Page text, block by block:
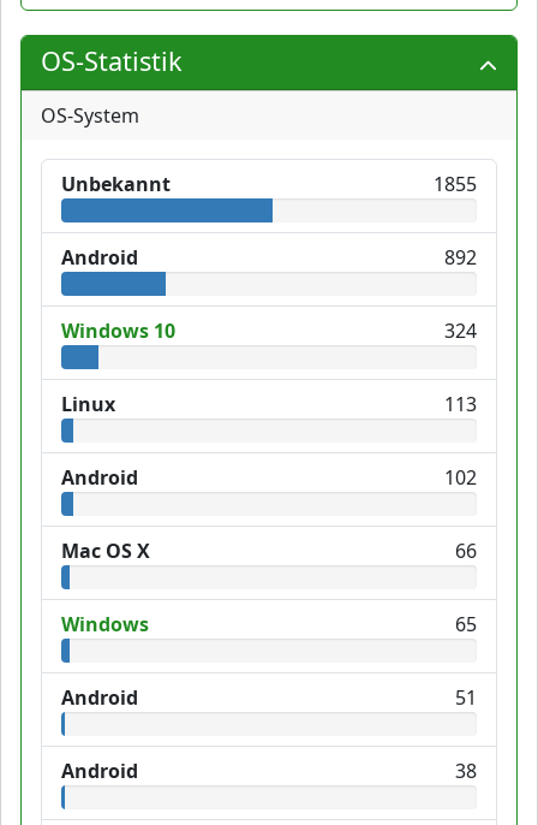
OS-Statistik
OS-System
Unbekannt 1855
Android 892
Windows 10 324
Linux 113
Android 102
Mac OS X 66
Windows 65
Android 51
Android 38